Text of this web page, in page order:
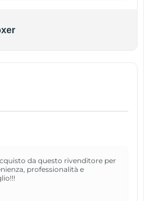
da questo rivenditore per
professionalità e